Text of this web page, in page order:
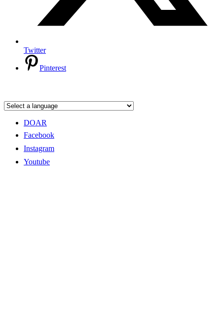
Twitter
Pinterest
DOAR
Facebook
Instagram
Youtube